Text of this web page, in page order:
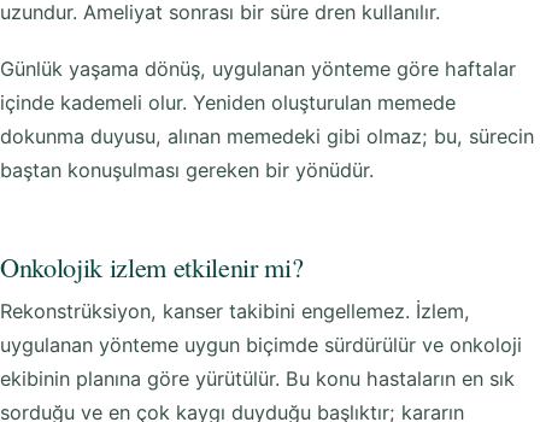
uzundur. Ameliyat sonrası bir süre dren kullanılır.
Günlük yaşama dönüş, uygulanan yönteme göre haftalar
içinde kademeli olur. Yeniden oluşturulan memede
dokunma duyusu, alınan memedeki gibi olmaz; bu, sürecin
baştan konuşulması gereken bir yönüdür.
Onkolojik izlem etkilenir mi?
Rekonstrüksiyon, kanser takibini engellemez. İzlem,
uygulanan yönteme uygun biçimde sürdürülür ve onkoloji
ekibinin planına göre yürütülür. Bu konu hastaların en sık
sorduğu ve en çok kaygı duyduğu başlıktır; kararın